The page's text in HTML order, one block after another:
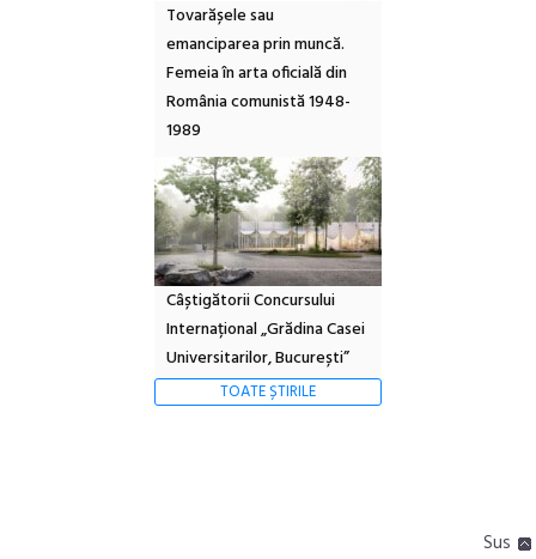
Tovarășele sau
emanciparea prin muncă.
Femeia în arta oficială din
România comunistă 1948-
1989
Câștigătorii Concursului
Internațional „Grădina Casei
Universitarilor, București”
TOATE ȘTIRILE
Sus